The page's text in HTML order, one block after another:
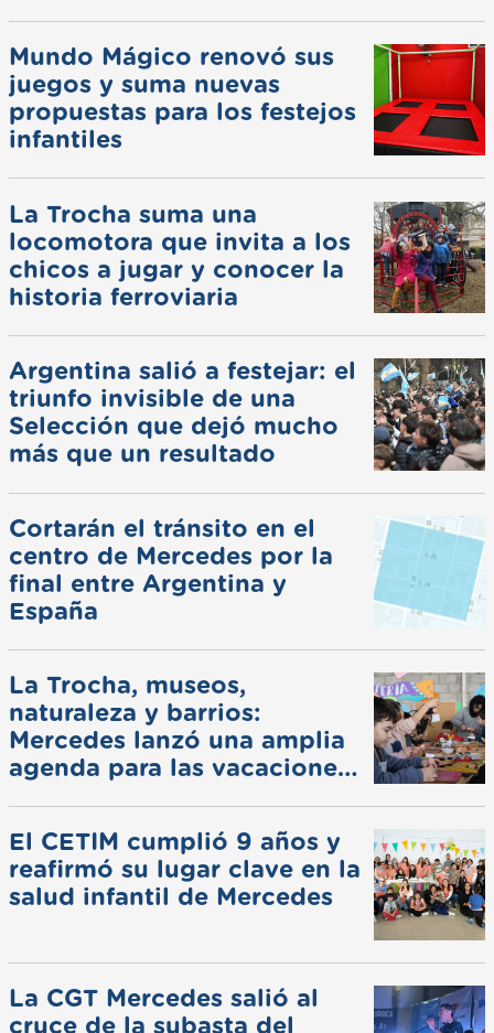
Mundo Mágico renovó sus
juegos y suma nuevas
propuestas para los festejos
infantiles
La Trocha suma una
locomotora que invita a los
chicos a jugar y conocer la
historia ferroviaria
Argentina salió a festejar: el
triunfo invisible de una
Selección que dejó mucho
más que un resultado
Cortarán el tránsito en el
centro de Mercedes por la
final entre Argentina y
España
La Trocha, museos,
naturaleza y barrios:
Mercedes lanzó una amplia
agenda para las vacaciones
El CETIM cumplió 9 años y
reafirmó su lugar clave en la
salud infantil de Mercedes
La CGT Mercedes salió al
cruce de la subasta del